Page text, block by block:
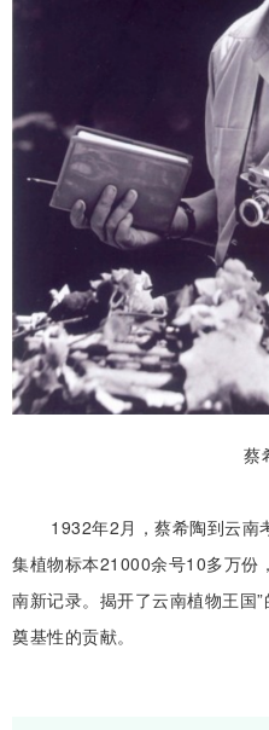
蔡
1932年2月，蔡希陶到云
集植物标本21000余号10多万份
南新记录。揭开了云南植物王国
奠基性的贡献。